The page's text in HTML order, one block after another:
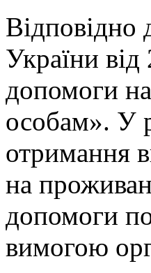
Відповідно
України
допомоги
особам». У
отримання
на
допомоги
вимогою